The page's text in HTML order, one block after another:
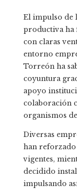
El impulso de
productiva ha
con claras
entorno
Torreón ha
coyuntura
apoyo
colaboración
organismos
Diversas
han reforzado
vigentes,
decidido
impulsando